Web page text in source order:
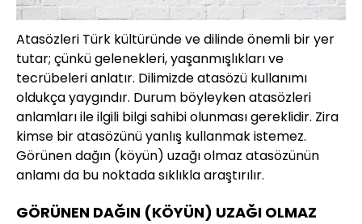
Atasözleri Türk kültüründe ve dilinde önemli bir yer
tutar; çünkü gelenekleri, yaşanmışlıkları ve
tecrübeleri anlatır. Dilimizde atasözü kullanımı
oldukça yaygındır. Durum böyleyken atasözleri
anlamları ile ilgili bilgi sahibi olunması gereklidir. Zira
kimse bir atasözünü yanlış kullanmak istemez.
Görünen dağın (köyün) uzağı olmaz atasözünün
anlamı da bu noktada sıklıkla araştırılır.
GÖRÜNEN DAĞIN (KÖYÜN) UZAĞI OLMAZ